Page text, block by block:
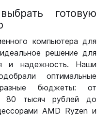
готовую
компьютера для
решение для
и надежность. Наши
оптимальные
бюджеты: от
80 тысяч рублей до
AMD Ryzen и